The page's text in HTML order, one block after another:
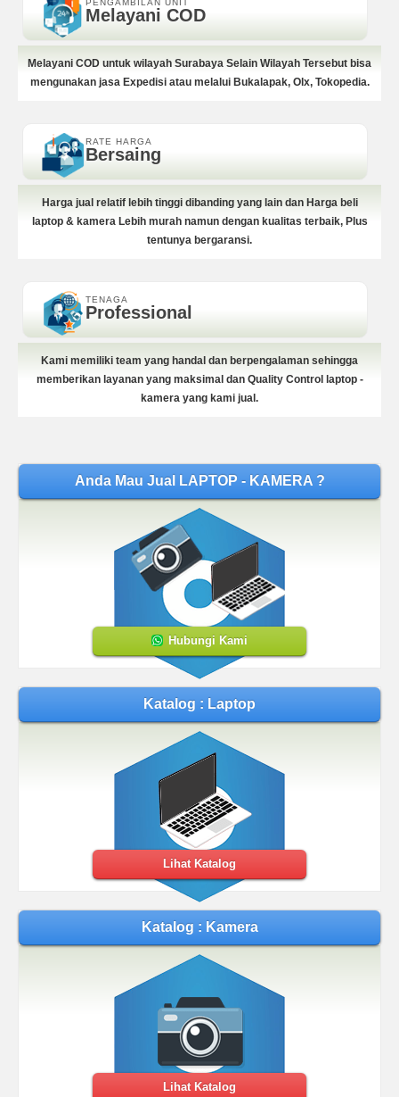
Melayani COD
Melayani COD untuk wilayah Surabaya Selain Wilayah Tersebut bisa
mengunakan jasa Expedisi atau melalui Bukalapak, Olx, Tokopedia.
RATE HARGA
Bersaing
Harga jual relatif lebih tinggi dibanding yang lain dan Harga beli
laptop & kamera Lebih murah namun dengan kualitas terbaik, Plus
tentunya bergaransi.
TENAGA
Professional
Kami memiliki team yang handal dan berpengalaman sehingga
memberikan layanan yang maksimal dan Quality Control laptop -
kamera yang kami jual.
Anda Mau Jual LAPTOP - KAMERA ?
Hubungi Kami
Katalog : Laptop
Lihat Katalog
Katalog : Kamera
Lihat Katalog